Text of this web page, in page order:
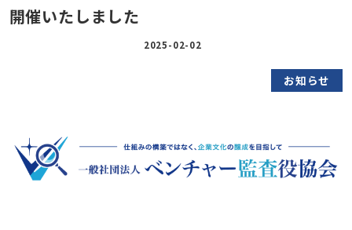
開催いたしました
2025-02-02
お知らせ